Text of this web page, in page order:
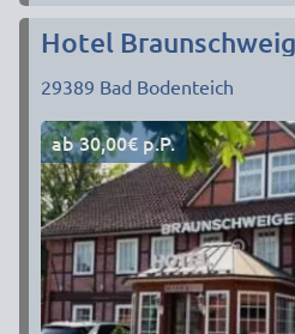
Hotel
29389 Bad Bodenteich
ab 30,00€ p.P.